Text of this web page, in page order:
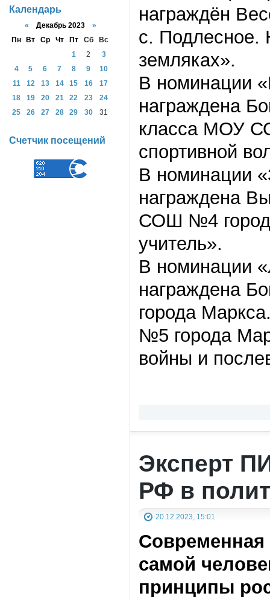
награждён
с. Подлесное.
земляках».
В номинации
награждена
класса МОУ
спортивной
В номинации
награждена
СОШ №4
учитель».
В номинации
награждена
города
№5 города
войны и
Эксперт
РФ в
20.12.2023, 15:01
Современная
самой
принципы
Календарь
« Декабрь 2023 »
Пн
Вт Ср Чт Пт Сб
Вс
1
2
3
4
5 6 7 8 9
10
11
12 13 14 15 16
17
18
19 20 21 22 23
24
25
26 27 28 29 30 31
Счетчик посещений